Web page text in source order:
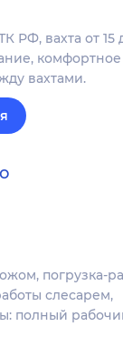
РФ, вахта от 15
комфортное
вахтами.
погрузка-
слесарем,
полный